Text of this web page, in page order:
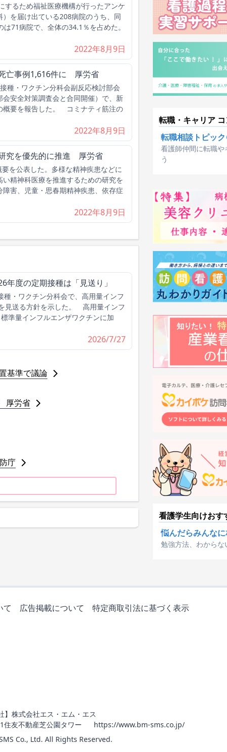
るため福祉医療機構が行ったアンケ
を届け出ている208病院のうち、同
71病院で、全体の34.1％を占めた。
2022年8月9日
亡事例1,616件に 厚労省
種・ワクチン分科会副反応検討部会
会安全対策調査会と合同開催）で、新
概要を報告した。 コミナティ筋注の
2022年8月9日
究を優先的に推進 厚労省
を公表した。多様な精神疾患などに
精神科医療を推進するための研究を
害、児童・思春期精神疾患、依存症
2022年8月9日
年度の定期接種は「見送り」
・ワクチン分科会で、高用量インフ
見送る方針を示した。 高用量インフ
準量インフルエンザワクチンに加
2026/7/27
基準で議論
厚労省
庁
転職・キャリア
転職相談トピッ
看護師仲間に転職や
う
看護学生向けおす
悩んだらみんな
勉強方法、わから
て 広告掲載について 特定商取引法に基づく表示
】株式会社エス・エム・エス
友不動産芝公園タワー
https://www.bm-sms.co.jp/
Co., Ltd. All Rights Reserved.